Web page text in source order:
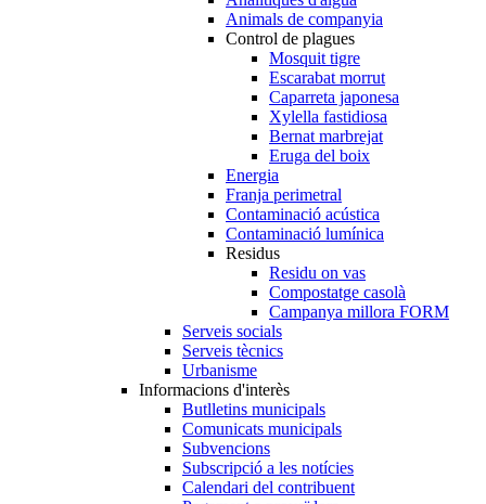
Animals de companyia
Control de plagues
Mosquit tigre
Escarabat morrut
Caparreta japonesa
Xylella fastidiosa
Bernat marbrejat
Eruga del boix
Energia
Franja perimetral
Contaminació acústica
Contaminació lumínica
Residus
Residu on vas
Compostatge casolà
Campanya millora FORM
Serveis socials
Serveis tècnics
Urbanisme
Informacions d'interès
Butlletins municipals
Comunicats municipals
Subvencions
Subscripció a les notícies
Calendari del contribuent